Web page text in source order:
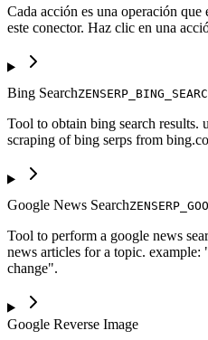
Cada acción es una operación que
este conector. Haz clic en una
Bing Search
Tool to obtain bing search results.
scraping of bing serps from
Google News Search
Tool to perform a google news
news articles for a topic. example:
change".
Google Reverse Image